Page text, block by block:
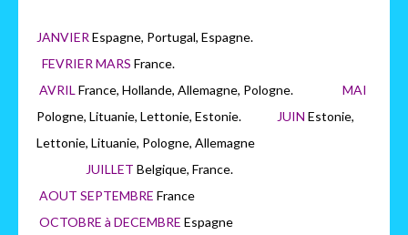
JANVIER Espagne, Portugal, Espagne.
FEVRIER MARS France.
AVRIL France, Hollande, Allemagne, Pologne. MAI
Pologne, Lituanie, Lettonie, Estonie.
JUIN Estonie,
Lettonie, Lituanie, Pologne, Allemagne
JUILLET Belgique, France.
AOUT SEPTEMBRE France
OCTOBRE à DECEMBRE Espagne